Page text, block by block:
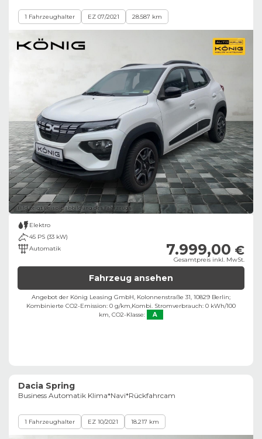
1 Fahrzeughalter EZ 07/2021 28.587 km
Bild zeigt Beispielabbildung des Fahrzeugs
Elektro
45 PS (33 kW)
Automatik
7.999,00 €
Gesamtpreis inkl. MwSt.
Fahrzeug ansehen
Angebot der König Leasing GmbH, Kolonnenstraße 31, 10829 Berlin;
Kombinierte CO2-Emission: 0 g/km,Kombi. Stromverbrauch: 0 kWh/100
km, CO2-Klasse: A
Dacia Spring
Business Automatik Klima*Navi*Rückfahrcam
1 Fahrzeughalter EZ 10/2021 18.217 km